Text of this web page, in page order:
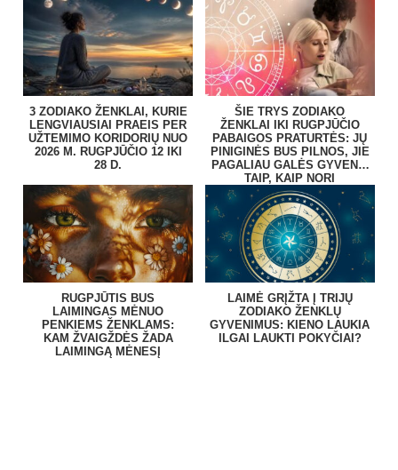
3 ZODIAKO ŽENKLAI, KURIE
LENGVIAUSIAI PRAEIS PER
UŽTEMIMO KORIDORIŲ NUO
2026 M. RUGPJŪČIO 12 IKI
28 D.
ŠIE TRYS ZODIAKO
ŽENKLAI IKI RUGPJŪČIO
PABAIGOS PRATURTĖS: JŲ
PINIGINĖS BUS PILNOS, JIE
PAGALIAU GALĖS GYVENTI
TAIP, KAIP NORI
RUGPJŪTIS BUS
LAIMINGAS MĖNUO
PENKIEMS ŽENKLAMS:
KAM ŽVAIGŽDĖS ŽADA
LAIMINGĄ MĖNESĮ
LAIMĖ GRĮŽTA Į TRIJŲ
ZODIAKO ŽENKLŲ
GYVENIMUS: KIENO LAUKIA
ILGAI LAUKTI POKYČIAI?